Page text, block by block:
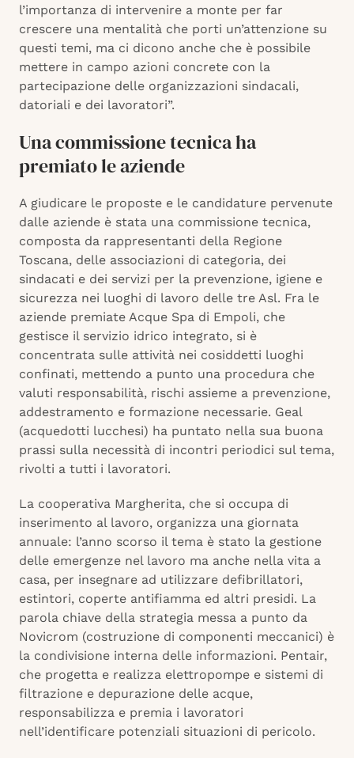
l’importanza di intervenire a monte per far
crescere una mentalità che porti un’attenzione su
questi temi, ma ci dicono anche che è possibile
mettere in campo azioni concrete con la
partecipazione delle organizzazioni sindacali,
datoriali e dei lavoratori”.
Una commissione tecnica ha
premiato le aziende
A giudicare le proposte e le candidature pervenute
dalle aziende è stata una commissione tecnica,
composta da rappresentanti della Regione
Toscana, delle associazioni di categoria, dei
sindacati e dei servizi per la prevenzione, igiene e
sicurezza nei luoghi di lavoro delle tre Asl. Fra le
aziende premiate Acque Spa di Empoli, che
gestisce il servizio idrico integrato, si è
concentrata sulle attività nei cosiddetti luoghi
confinati, mettendo a punto una procedura che
valuti responsabilità, rischi assieme a prevenzione,
addestramento e formazione necessarie. Geal
(acquedotti lucchesi) ha puntato nella sua buona
prassi sulla necessità di incontri periodici sul tema,
rivolti a tutti i lavoratori.
La cooperativa Margherita, che si occupa di
inserimento al lavoro, organizza una giornata
annuale: l’anno scorso il tema è stato la gestione
delle emergenze nel lavoro ma anche nella vita a
casa, per insegnare ad utilizzare defibrillatori,
estintori, coperte antifiamma ed altri presidi. La
parola chiave della strategia messa a punto da
Novicrom (costruzione di componenti meccanici) è
la condivisione interna delle informazioni. Pentair,
che progetta e realizza elettropompe e sistemi di
filtrazione e depurazione delle acque,
responsabilizza e premia i lavoratori
nell’identificare potenziali situazioni di pericolo.